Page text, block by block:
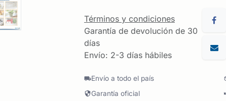
Términos y condiciones
Garantía de devolución de 30
días
Envío: 2-3 días hábiles
Envío a todo el país
Garantía oficial